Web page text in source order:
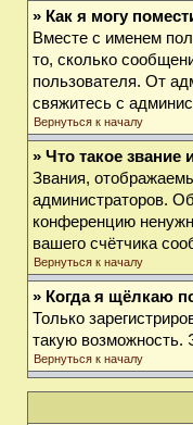
» Как я могу
Вместе с именем
то, сколько
пользователя. От
свяжитесь с
Вернуться к началу
» Что такое звание
Звания,
администраторов.
конференцию
вашего счётчика
Вернуться к началу
» Когда я щёлкаю
Только
такую возможность.
Вернуться к началу